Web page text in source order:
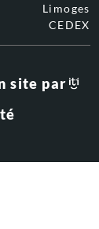
Limoges
CEDEX
site par